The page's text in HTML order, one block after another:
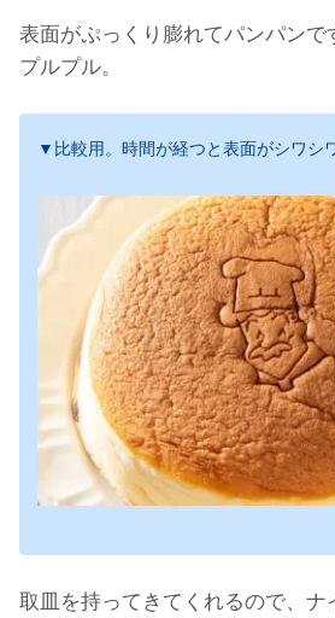
表面がぷっくり膨れてパンパンで
プルプル。
▼比較用。時間が経つと表面がシワシ
取皿を持ってきてくれるので、ナ